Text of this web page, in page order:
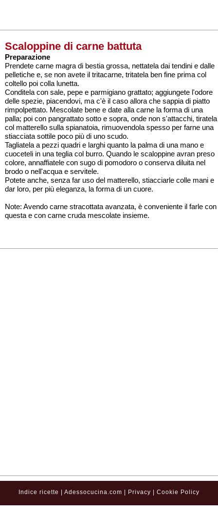
Scaloppine di carne battuta
Preparazione
Prendete carne magra di bestia grossa, nettatela dai tendini e dalle
pelletiche e, se non avete il tritacarne, tritatela ben fine prima col
coltello poi colla lunetta.
Conditela con sale, pepe e parmigiano grattato; aggiungete l'odore
delle spezie, piacendovi, ma c'è il caso allora che sappia di piatto
rimpolpettato. Mescolate bene e date alla carne la forma di una
palla; poi con pangrattato sotto e sopra, onde non s'attacchi, tiratela
col matterello sulla spianatoia, rimuovendola spesso per farne una
stiacciata sottile poco più di uno scudo.
Tagliatela a pezzi quadri e larghi quanto la palma di una mano e
cuoceteli in una teglia col burro. Quando le scaloppine avran preso
colore, annaffiatele con sugo di pomodoro o conserva diluita nel
brodo o nell'acqua e servitele.
Potete anche, senza far uso del matterello, stiacciarle colle mani e
dar loro, per più eleganza, la forma di un cuore.
Note: Avendo carne stracottata avanzata, è conveniente il farle con
questa e con carne cruda mescolate insieme.
Indice ricette Adessocucina.com Privacy Cookie Policy